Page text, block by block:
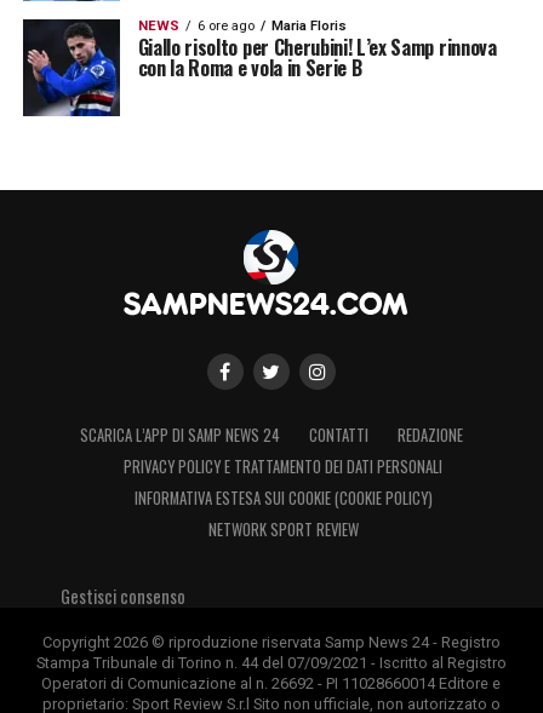
NEWS 6 ore ago Maria Floris
Giallo risolto per Cherubini! L’ex Samp rinnova
con la Roma e vola in Serie B
SCARICA L’APP DI SAMP NEWS 24 CONTATTI
REDAZIONE
PRIVACY POLICY E TRATTAMENTO DEI DATI PERSONALI
INFORMATIVA ESTESA SUI COOKIE (COOKIE POLICY)
NETWORK SPORT REVIEW
Gestisci consenso
Copyright 2026 © riproduzione riservata Samp News 24 - Registro
Stampa Tribunale di Torino n. 44 del 07/09/2021 - Iscritto al Registro
Operatori di Comunicazione al n. 26692 - PI 11028660014 Editore e
proprietario: Sport Review S.r.l Sito non ufficiale, non autorizzato o